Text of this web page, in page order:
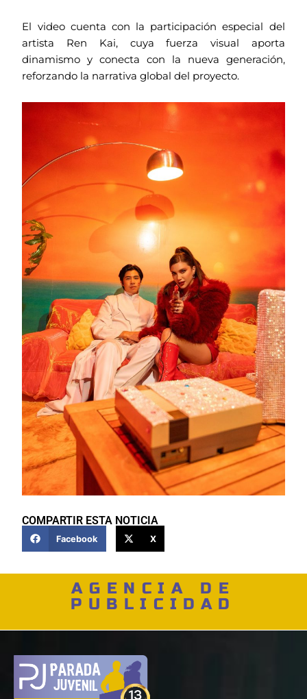
El video cuenta con la participación especial del
artista Ren Kai, cuya fuerza visual aporta
dinamismo y conecta con la nueva generación,
reforzando la narrativa global del proyecto.
COMPARTIR ESTA NOTICIA
Facebook X
AGENCIA DE
PUBLICIDAD